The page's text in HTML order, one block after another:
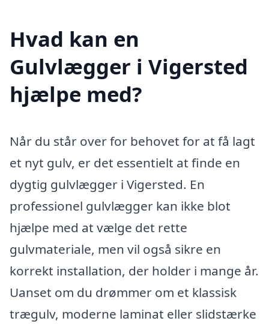
Hvad kan en
Gulvlægger i Vigersted
hjælpe med?
Når du står over for behovet for at få lagt
et nyt gulv, er det essentielt at finde en
dygtig gulvlægger i Vigersted. En
professionel gulvlægger kan ikke blot
hjælpe med at vælge det rette
gulvmateriale, men vil også sikre en
korrekt installation, der holder i mange år.
Uanset om du drømmer om et klassisk
trægulv, moderne laminat eller slidstærke